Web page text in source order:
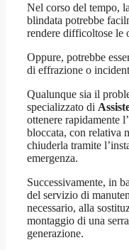
Nel corso del tempo,
blindata potrebbe
rendere difficoltose le
Oppure, potrebbe
di effrazione o
Qualunque sia il
specializzato di
ottenere rapidamente
bloccata, con relativa
chiuderla tramite
emergenza.
Successivamente, in
del servizio di
necessario, alla
montaggio di una
generazione.